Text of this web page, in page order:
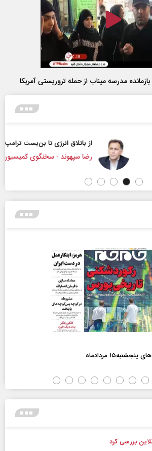
مدرسه میناب از حمله تروریستی آمریکا
باتلاق انرژی تا بن‌بست ترامپ
سپهوند - سخنگوی کمیسیون انرژی مجلس
مردادماه
بررسی کرد